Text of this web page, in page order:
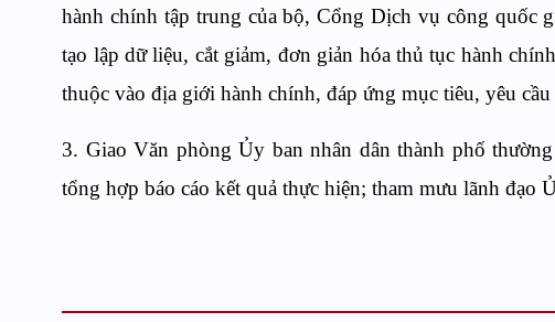
hành chính tập trung của bộ, Cổng Dịch vụ công quốc
tạo lập dữ liệu, cắt giảm, đơn giản hóa thủ tục hành
thuộc vào địa giới hành chính, đáp ứng mục tiêu, yêu
3. Giao Văn phòng Ủy ban nhân dân thành phố
tổng hợp báo cáo kết quả thực hiện; tham mưu lãnh đạo